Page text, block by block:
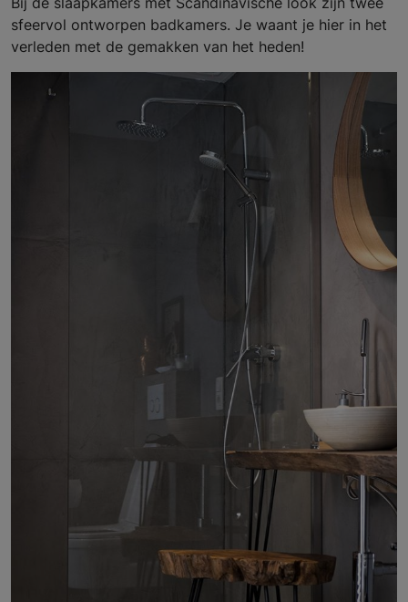
sfeervol ontworpen badkamers. Je waant je hier in het
verleden met de gemakken van het heden!